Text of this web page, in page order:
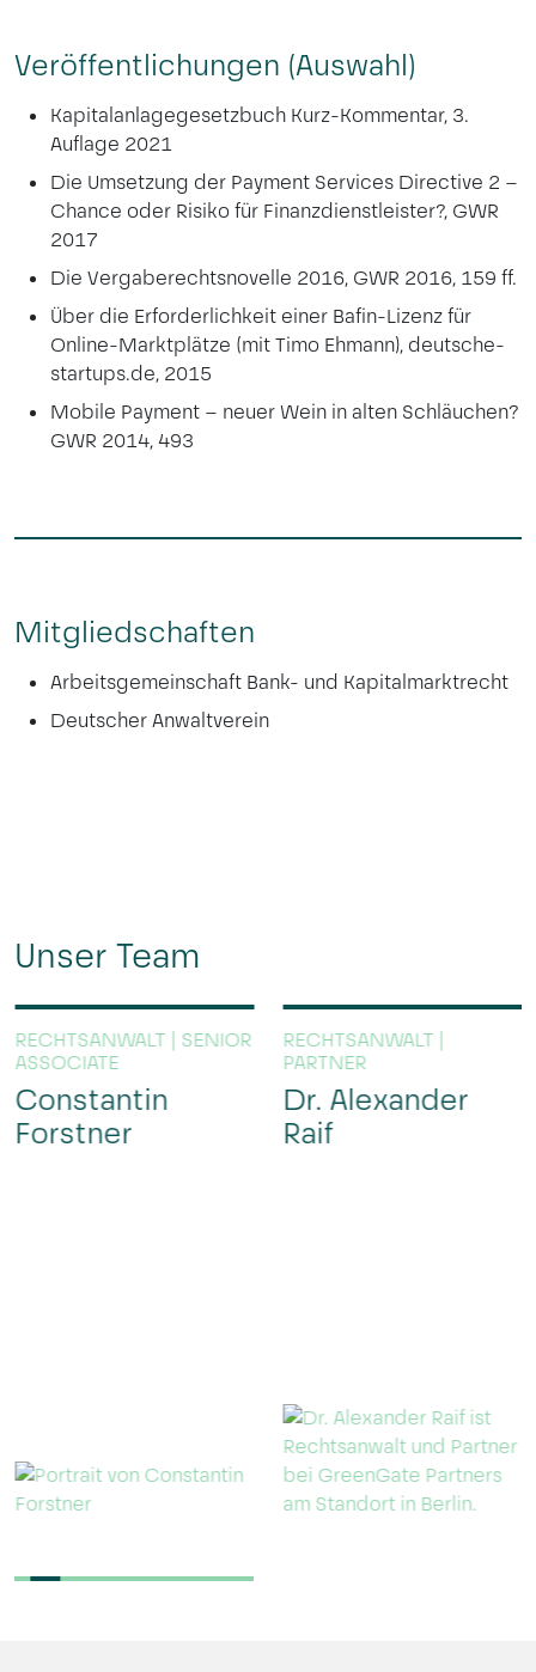
Veröffentlichungen (Auswahl)
Kapitalanlagegesetzbuch Kurz-Kommentar, 3.
Auflage 2021
Die Umsetzung der Payment Services Directive 2 –
Chance oder Risiko für Finanzdienstleister?, GWR
2017
Die Vergaberechtsnovelle 2016, GWR 2016, 159 ff.
Über die Erforderlichkeit einer Bafin-Lizenz für
Online-Marktplätze (mit Timo Ehmann), deutsche-
startups.de, 2015
Mobile Payment – neuer Wein in alten Schläuchen?
GWR 2014, 493
Mitgliedschaften
Arbeitsgemeinschaft Bank- und Kapitalmarktrecht
Deutscher Anwaltverein
Unser Team
RECHTSANWALT | SENIOR
ASSOCIATE
Constantin
Forstner
RECHTSANWALT |
PARTNER
Dr. Alexander
Raif